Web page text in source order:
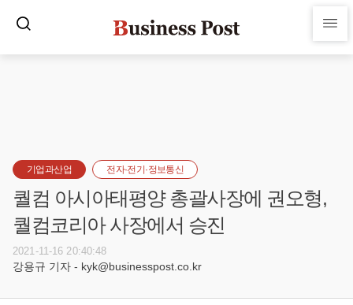
기업과산업 전자·전기·정보통신
퀄컴 아시아태평양 총괄사장에 권오형,
퀄컴코리아 사장에서 승진
2021-11-16 20:40:48
강용규 기자 - kyk@businesspost.co.kr